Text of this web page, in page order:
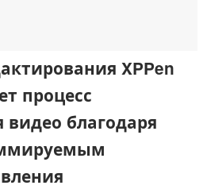
XPPen
процесс
благодаря